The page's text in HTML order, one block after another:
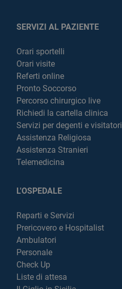
SERVIZI AL PAZIENTE
Orari sportelli
Orari visite
Referti online
Pronto Soccorso
Percorso chirurgico live
Richiedi la cartella clinica
Servizi per degenti e visitatori
Assistenza Religiosa
Assistenza Stranieri
Telemedicina
L'OSPEDALE
Reparti e Servizi
Prericovero e Hospitalist
Ambulatori
Personale
Check Up
Liste di attesa